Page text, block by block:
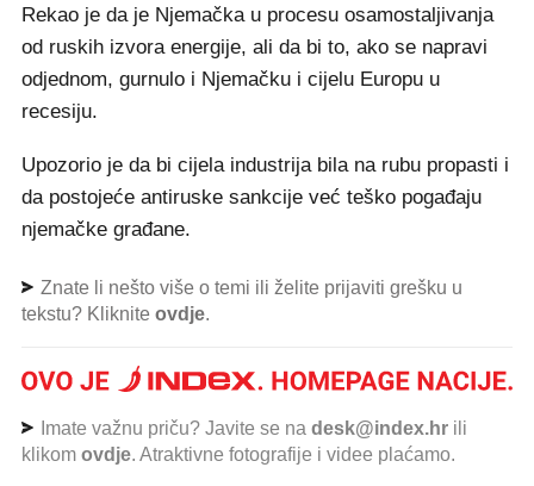
Rekao je da je Njemačka u procesu osamostaljivanja
od ruskih izvora energije, ali da bi to, ako se napravi
odjednom, gurnulo i Njemačku i cijelu Europu u
recesiju.
Upozorio je da bi cijela industrija bila na rubu propasti i
da postojeće antiruske sankcije već teško pogađaju
njemačke građane.
Znate li nešto više o temi ili želite prijaviti grešku u
tekstu? Kliknite ovdje.
Imate važnu priču? Javite se na desk@index.hr ili
klikom ovdje. Atraktivne fotografije i videe plaćamo.